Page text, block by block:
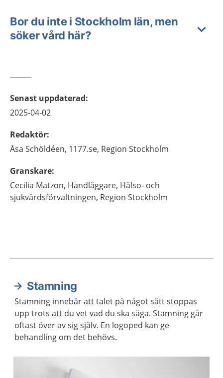
Bor du inte i Stockholm län, men
söker vård här?
Senast uppdaterad:
2025-04-02
Redaktör:
Åsa Schöldéen, 1177.se, Region Stockholm
Granskare:
Cecilia Matzon, Handläggare, Hälso- och
sjukvårdsförvaltningen, Region Stockholm
Aktuella artiklar
Stamning
Stamning innebär att talet på något sätt stoppas
upp trots att du vet vad du ska säga. Stamning går
oftast över av sig själv. En logoped kan ge
behandling om det behövs.